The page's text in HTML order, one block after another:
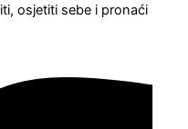
osjetiti sebe i pronaći